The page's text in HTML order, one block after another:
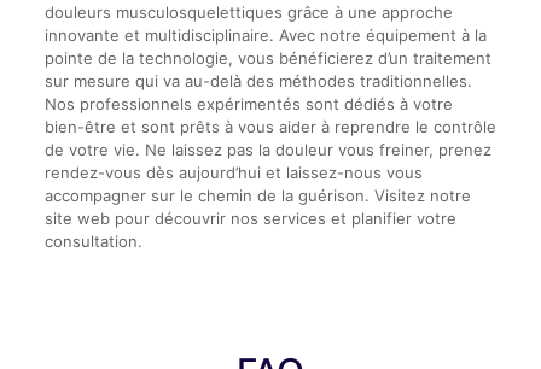
douleurs musculosquelettiques grâce à une approche
innovante et multidisciplinaire. Avec notre équipement à la
pointe de la technologie, vous bénéficierez d’un traitement
sur mesure qui va au-delà des méthodes traditionnelles.
Nos professionnels expérimentés sont dédiés à votre
bien-être et sont prêts à vous aider à reprendre le contrôle
de votre vie. Ne laissez pas la douleur vous freiner, prenez
rendez-vous dès aujourd’hui et laissez-nous vous
accompagner sur le chemin de la guérison. Visitez notre
site web pour découvrir nos services et planifier votre
consultation.